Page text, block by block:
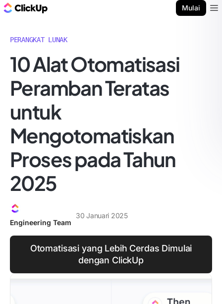
Mulai
PERANGKAT LUNAK
10 Alat Otomatisasi
Peramban Teratas
untuk
Mengotomatiskan
Proses pada Tahun
2025
Engineering Team
30 Januari 2025
Otomatisasi yang Lebih Cerdas Dimulai
dengan ClickUp